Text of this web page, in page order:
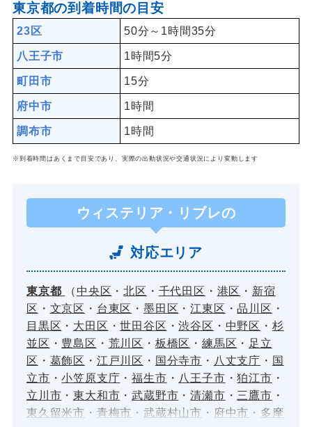
東京都の到着時間の目安
23区
50分～1時間35分
八王子市
1時間5分
町田市
15分
府中市
1時間
調布市
1時間
※到着時間はあくまで目安であり、実際の出動状況や交通状況により変動します
ウィステリア・リブレの
対応エリア
東京都 （ 中央区 ・北区 ・ 千代田区 ・ 港区 ・ 新宿
区 ・ 文京区 ・ 台東区 ・ 墨田区 ・江東区 ・品川区 ・
目黒区 ・ 大田区 ・世田谷区 ・渋谷区 ・ 中野区 ・ 杉
並区 ・ 豊島区 ・ 荒川区 ・ 板橋区 ・練馬区 ・ 足立
区 ・ 葛飾区 ・ 江戸川区 ・ 国分寺市 ・ 八丈支庁 ・ 国
立市 ・小笠原支庁 ・福生市 ・ 八王子市 ・狛江市 ・
立川市 ・東大和市 ・武蔵野市 ・清瀬市 ・ 三鷹市 ・
東久留米市 ・ 青梅市 ・ 武蔵村山市 ・ 府中市 ・ 多摩